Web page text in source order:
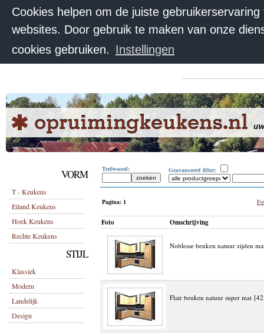
Cookies helpen om de juiste
websites. Door gebruik te maken van onze
cookies gebruiken. Instellingen
VORM
T - Keukens
Eiland Keukens
Hoek Keukens
Rechte Keukens
STIJL
Klassiek
Modern
Landelijk
Design
Trefwoord: Geavanceerd filter:
Pagina: 1
Foto Omschrijving
Noblesse beuken natuur zijden
Flair beuken natuur super mat